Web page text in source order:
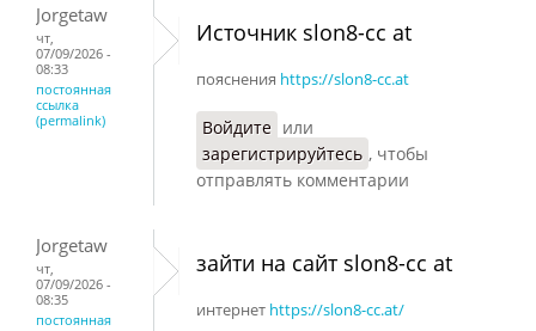
Jorgetaw
чт,
07/09/2026 -
08:33
постоянная
ссылка
(permalink)
Источник slon8-cc at
пояснения https://slon8-cc.at
Войдите или
зарегистрируйтесь , чтобы
отправлять комментарии
Jorgetaw
чт,
07/09/2026 -
08:35
постоянная
зайти на сайт slon8-cc at
интернет https://slon8-cc.at/